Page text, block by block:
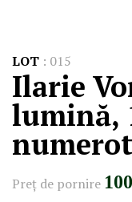
LOT : 015
Ilarie
lumină,
Preţ de pornire